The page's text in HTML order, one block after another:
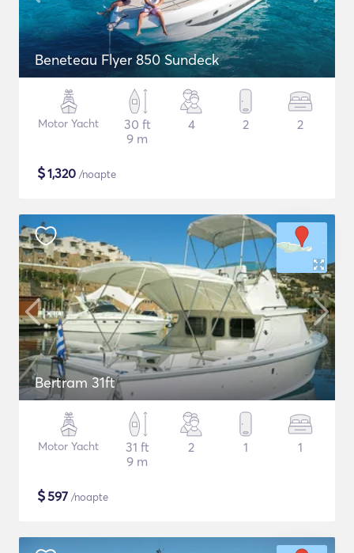
Beneteau Flyer 850 Sundeck
Motor Yacht
30 ft
9 m
4 2 2
$1,320 /noapte
Bertram 31ft
Motor Yacht
31 ft
9 m
2 1 1
$597 /noapte